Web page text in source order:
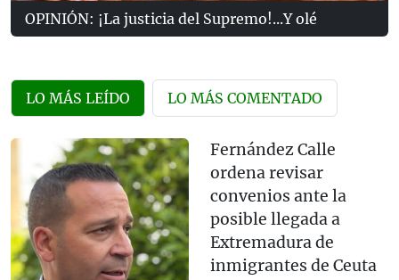
OPINIÓN: ¡La justicia del Supremo!...Y olé
LO MÁS LEÍDO LO MÁS COMENTADO
Fernández Calle
ordena revisar
convenios ante la
posible llegada a
Extremadura de
inmigrantes de Ceuta